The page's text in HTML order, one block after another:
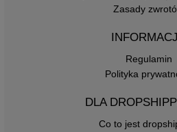
Zasady
Regulamin
Polityka
DLA
Co to jest